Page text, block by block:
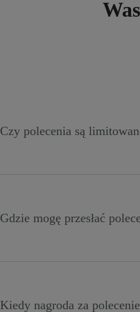
Czy polecenia są
Gdzie mogę przesłać
Kiedy nagroda za